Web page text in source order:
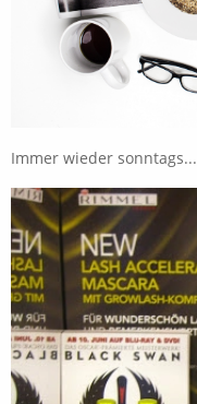
Immer wieder sonntags...